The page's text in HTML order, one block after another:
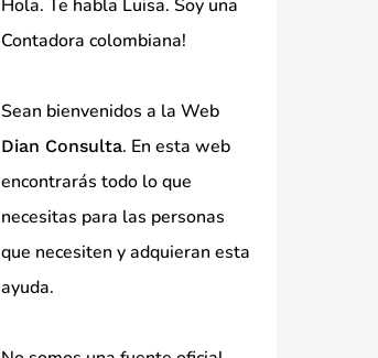
Hola. Te habla Luisa. Soy una
Contadora colombiana!
Sean bienvenidos a la Web
Dian Consulta. En esta web
encontrarás todo lo que
necesitas para las personas
que necesiten y adquieran esta
ayuda.